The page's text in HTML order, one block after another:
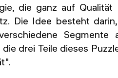
die ganz auf
Die Idee besteht
Segmente
drei Teile dieses